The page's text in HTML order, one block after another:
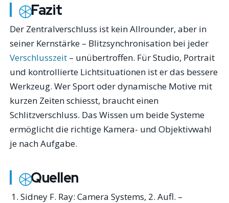
Fazit
Der Zentralverschluss ist kein Allrounder, aber in
seiner Kernstärke – Blitzsynchronisation bei jeder
Verschlusszeit – unübertroffen. Für Studio, Portrait
und kontrollierte Lichtsituationen ist er das bessere
Werkzeug. Wer Sport oder dynamische Motive mit
kurzen Zeiten schiesst, braucht einen
Schlitzverschluss. Das Wissen um beide Systeme
ermöglicht die richtige Kamera- und Objektivwahl
je nach Aufgabe.
Quellen
Sidney F. Ray: Camera Systems, 2. Aufl. –